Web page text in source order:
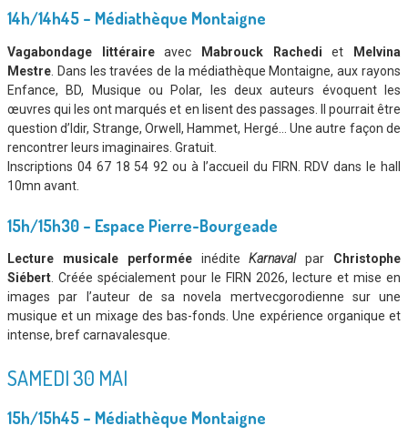
14h/14h45 – Médiathèque Montaigne
Vagabondage littéraireavec Mabrouck Rachedi et
Melvina
Mestre . Dans les travées de la médiathèque Montaigne, aux rayons
Enfance, BD, Musique ou Polar, les deux auteurs évoquent les
œuvres qui les ont marqués et en lisent des passages. Il pourrait être
question d’Idir, Strange, Orwell, Hammet, Hergé… Une autre façon de
rencontrer leurs imaginaires. Gratuit.
Inscriptions 04 67 18 54 92 ou à l’accueil du FIRN. RDV dans le hall
10mn avant.
15h/15h30 – Espace Pierre-Bourgeade
Lecture musicale performéeinéditeKarnavalpar Christophe
Siébert . Créée spécialement pour le FIRN 2026, lecture et mise en
images par l’auteur de sa novela mertvecgorodienne sur une
musique et un mixage des bas-fonds. Une expérience organique et
intense, bref carnavalesque.
SAMEDI 30 MAI
15h/15h45 – Médiathèque Montaigne